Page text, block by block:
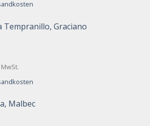
Tempranillo, Graciano
Malbec